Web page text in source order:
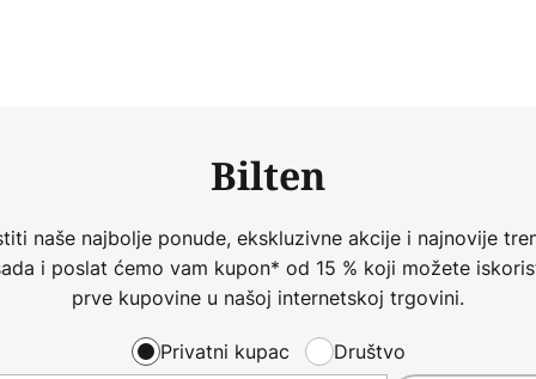
Bilten
naše najbolje ponude, ekskluzivne akcije i najnovije
i poslat ćemo vam kupon* od 15 % koji možete
prve kupovine u našoj internetskoj trgovini.
Privatni kupac Društvo